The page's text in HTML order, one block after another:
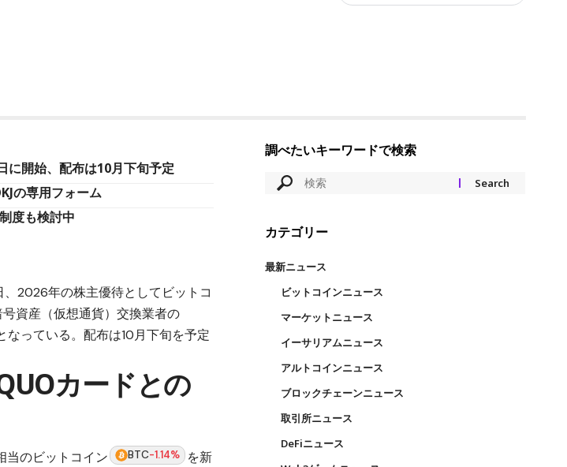
に開始、配布は10月下旬予定
の専用フォーム
度も検討中
2026年の株主優待としてビットコ
資産（仮想通貨）交換業者の
なっている。配布は10月下旬を予定
カードとの
当のビットコイン BTC-1.14%
を新
調べたいキーワードで検索
カテゴリー
最新ニュース
ビットコインニュース
マーケットニュース
イーサリアムニュース
アルトコインニュース
ブロックチェーンニュース
取引所ニュース
DeFiニュース